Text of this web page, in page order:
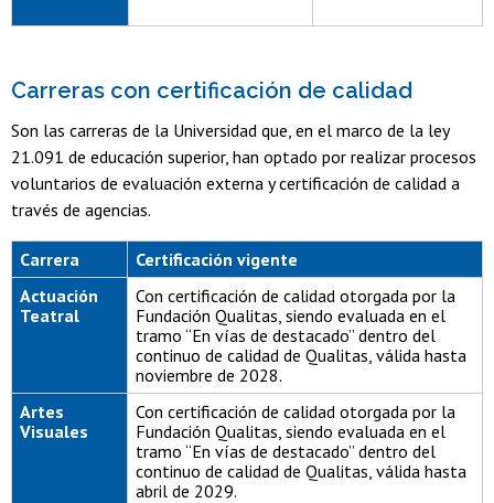
Carreras con certificación de calidad
Son las carreras de la Universidad que, en el marco de la ley
21.091 de educación superior, han optado por realizar procesos
voluntarios de evaluación externa y certificación de calidad a
través de agencias.
Carrera
Certificación vigente
Actuación
Teatral
Con certificación de calidad otorgada por la
Fundación Qualitas, siendo evaluada en el
tramo “En vías de destacado” dentro del
continuo de calidad de Qualitas, válida hasta
noviembre de 2028.
Artes
Visuales
Con certificación de calidad otorgada por la
Fundación Qualitas, siendo evaluada en el
tramo “En vías de destacado” dentro del
continuo de calidad de Qualitas, válida hasta
abril de 2029.